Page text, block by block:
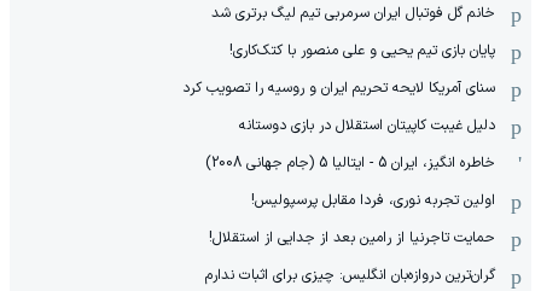
خانم گل فوتبال ایران سرمربی تیم لیگ برتری شد
پایان بازی تیم یحیی و علی منصور با کتک‌کاری!
سنای آمریکا لایحه تحریم ایران و روسیه را تصویب کرد
دلیل غیبت کاپیتان استقلال در بازی دوستانه
خاطره انگیز، ایران 5 - ایتالیا 5 (جام جهانی 2008)
اولین تجربه نوری، فردا مقابل پرسپولیس!
حمایت تاجرنیا از رامین بعد از جدایی از استقلال!
گران‌ترین دروازه‌بان انگلیس: چیزی برای اثبات ندارم